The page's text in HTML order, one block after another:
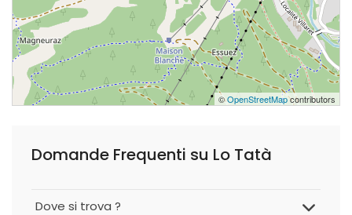
©OpenStreetMapcontributors
Domande Frequenti su Lo Tatà
Dove si trova ?